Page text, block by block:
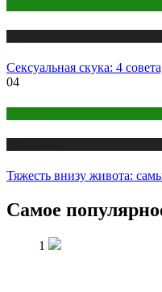
Сексуальная скука: 4
04
Тяжесть внизу живота:
Самое
1